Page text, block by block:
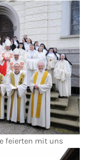
feierten mit uns